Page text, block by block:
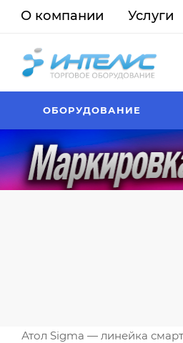
О компании Услуги
ОБОРУДОВАНИЕ
Атол Sigma — линейка